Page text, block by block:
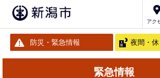
アク
防災・緊急情報 夜間・
緊急情報